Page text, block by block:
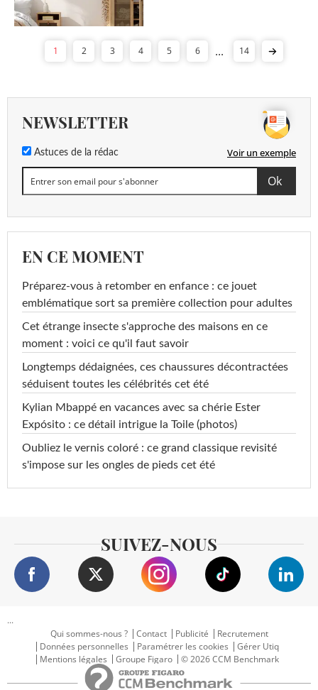
1 2 3 4 5 6 ... 14
NEWSLETTER
Astuces de la rédac Voir un exemple
EN CE MOMENT
Préparez-vous à retomber en enfance : ce jouet
emblématique sort sa première collection pour adultes
Cet étrange insecte s'approche des maisons en ce
moment : voici ce qu'il faut savoir
Longtemps dédaignées, ces chaussures décontractées
séduisent toutes les célébrités cet été
Kylian Mbappé en vacances avec sa chérie Ester
Expósito : ce détail intrigue la Toile (photos)
Oubliez le vernis coloré : ce grand classique revisité
s'impose sur les ongles de pieds cet été
SUIVEZ-NOUS
...
Qui sommes-nous ?
Contact Publicité
Recrutement
Données personnelles
Paramétrer les cookies
Gérer Utiq
Mentions légales
Groupe Figaro © 2026 CCM Benchmark